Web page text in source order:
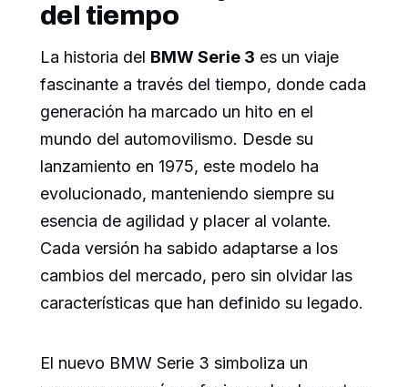
del tiempo
La historia del BMW Serie 3 es un viaje
fascinante a través del tiempo, donde cada
generación ha marcado un hito en el
mundo del automovilismo. Desde su
lanzamiento en 1975, este modelo ha
evolucionado, manteniendo siempre su
esencia de agilidad y placer al volante.
Cada versión ha sabido adaptarse a los
cambios del mercado, pero sin olvidar las
características que han definido su legado.
El nuevo BMW Serie 3 simboliza un